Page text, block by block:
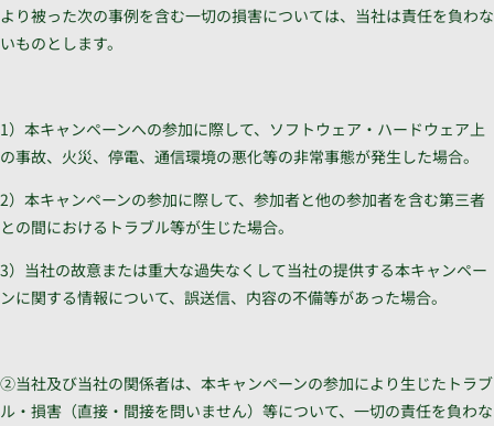
より被った次の事例を含む一切の損害については、当社は責任を負わな
いものとします。
1）本キャンペーンへの参加に際して、ソフトウェア・ハードウェア上
の事故、火災、停電、通信環境の悪化等の非常事態が発生した場合。
2）本キャンペーンの参加に際して、参加者と他の参加者を含む第三者
との間におけるトラブル等が生じた場合。
3）当社の故意または重大な過失なくして当社の提供する本キャンペー
ンに関する情報について、誤送信、内容の不備等があった場合。
②当社及び当社の関係者は、本キャンペーンの参加により生じたトラブ
ル・損害（直接・間接を問いません）等について、一切の責任を負わな